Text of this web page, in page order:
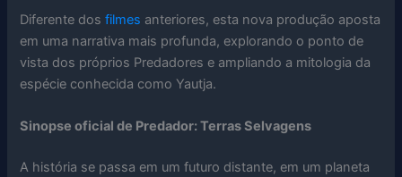
Diferente dosfilmes anteriores, esta nova produção aposta
em uma narrativa mais profunda, explorando o ponto de
vista dos próprios Predadores e ampliando a mitologia da
espécie conhecida como Yautja.
Sinopse oficial de Predador: Terras Selvagens
A história se passa em um futuro distante, em um planeta